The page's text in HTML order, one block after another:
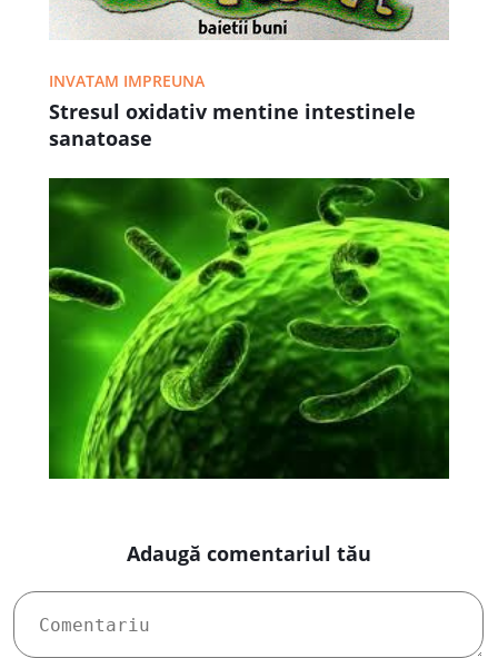
INVATAM IMPREUNA
Stresul oxidativ mentine intestinele
sanatoase
Adaugă comentariul tău